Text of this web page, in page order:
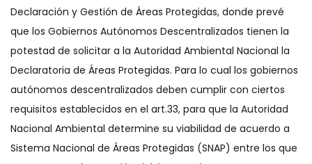
Declaración y Gestión de Áreas Protegidas, donde prevé
que los Gobiernos Autónomos Descentralizados tienen la
potestad de solicitar a la Autoridad Ambiental Nacional la
Declaratoria de Áreas Protegidas. Para lo cual los gobiernos
autónomos descentralizados deben cumplir con ciertos
requisitos establecidos en el art.33, para que la Autoridad
Nacional Ambiental determine su viabilidad de acuerdo a
Sistema Nacional de Áreas Protegidas (SNAP) entre los que